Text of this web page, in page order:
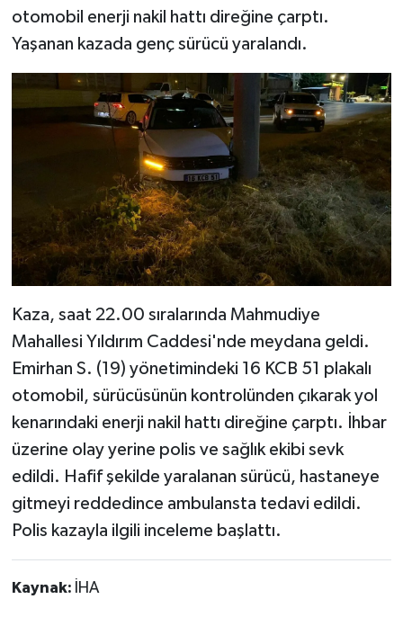
otomobil enerji nakil hattı direğine çarptı.
Yaşanan kazada genç sürücü yaralandı.
Kaza, saat 22.00 sıralarında Mahmudiye
Mahallesi Yıldırım Caddesi'nde meydana geldi.
Emirhan S. (19) yönetimindeki 16 KCB 51 plakalı
otomobil, sürücüsünün kontrolünden çıkarak yol
kenarındaki enerji nakil hattı direğine çarptı. İhbar
üzerine olay yerine polis ve sağlık ekibi sevk
edildi. Hafif şekilde yaralanan sürücü, hastaneye
gitmeyi reddedince ambulansta tedavi edildi.
Polis kazayla ilgili inceleme başlattı.
Kaynak: İHA